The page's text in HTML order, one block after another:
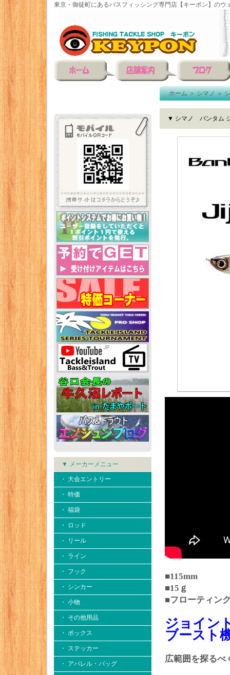
東京・御徒町にあるバスフィッシング専門店【キーポン】のウ
▼ メーカーメニュー
・ 大会エントリー
・ 特価
・ 福袋
・ ロッド
・ リール
・ ライン
・ フック
・ シンカー
・ 小物
・ その他用品
・ ボックス
・ ステッカー
・ アパレル・バッグ
ホーム＞シマノ＞
▼ シマノ バンタム
■115mm
■15ｇ
■フローティン
ジョイン
ブースト
広範囲を探るべ